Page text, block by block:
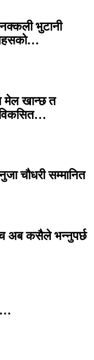
भुटानी
बहसको…
मेल खान्छ त
विकसित…
चौधरी सम्मानित
अब कसैले भन्नुपर्छ